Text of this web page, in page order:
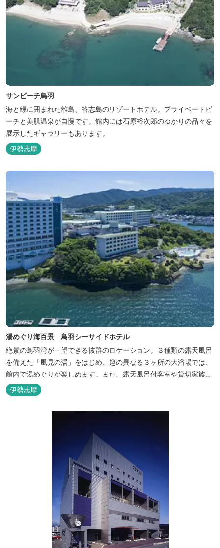
サンビーチ鳥羽
海と緑に囲まれた離島、答志島のリゾートホテル。プライベートビ
ーチと美肌温泉が自慢です。館内には石原裕次郎のゆかりの品々を
展示したギャラリーもあります。
伊勢志摩
湯めぐり海百景 鳥羽シーサイドホテル
絶景の鳥羽湾が一望できる抜群のロケーション。３種類の露天風呂
を備えた「風見の湯」をはじめ、趣の異なる３ヶ所の大浴場では、
館内で湯めぐりが楽しめます。また、露天風呂付客室や貸切家族風
呂（有料）、足湯に湯上がり処などもございますので、湯浴みの一
日をお過ごしいただけます。 お料理についても、「詩季バイキン
伊勢志摩